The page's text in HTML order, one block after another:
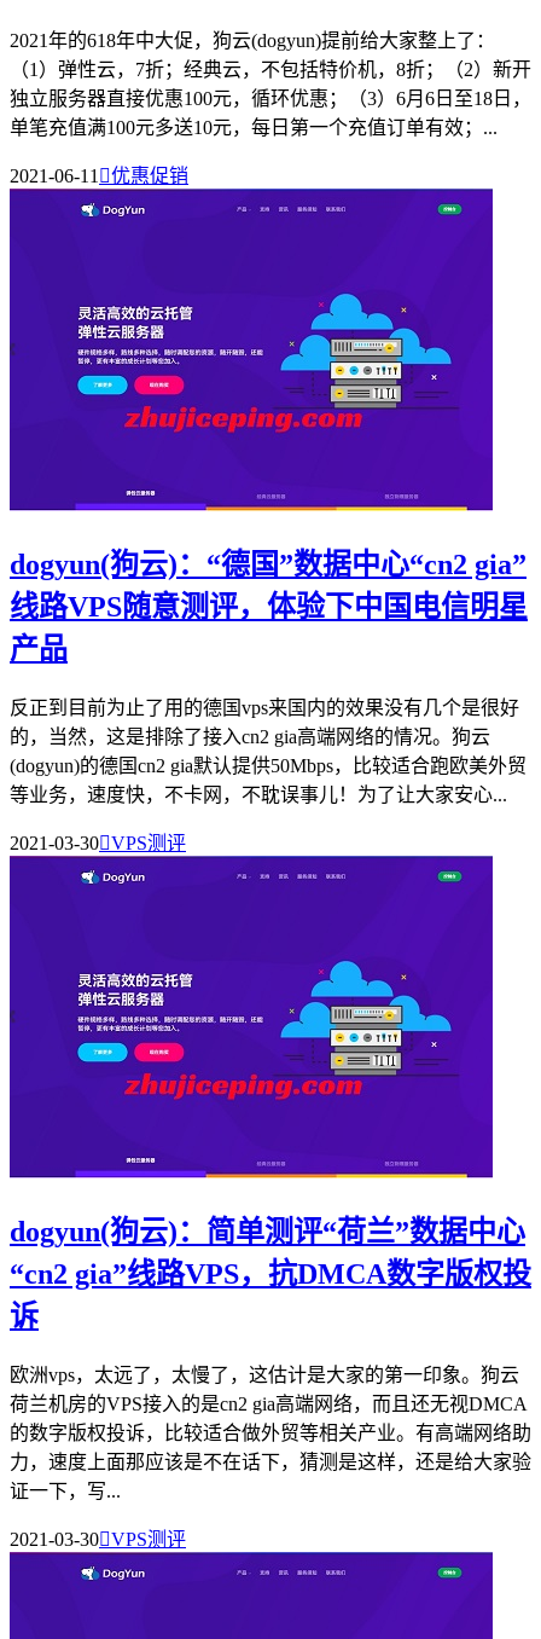
2021年的618年中大促，狗云(dogyun)提前给大家整上了：
（1）弹性云，7折；经典云，不包括特价机，8折；（2）新开
独立服务器直接优惠100元，循环优惠；（3）6月6日至18日，
单笔充值满100元多送10元，每日第一个充值订单有效；...
2021-06-11优惠促销
dogyun(狗云)：“德国”数据中心“cn2 gia”
线路VPS随意测评，体验下中国电信明星
产品
反正到目前为止了用的德国vps来国内的效果没有几个是很好
的，当然，这是排除了接入cn2 gia高端网络的情况。狗云
(dogyun)的德国cn2 gia默认提供50Mbps，比较适合跑欧美外贸
等业务，速度快，不卡网，不耽误事儿！为了让大家安心...
2021-03-30VPS测评
dogyun(狗云)：简单测评“荷兰”数据中心
“cn2 gia”线路VPS，抗DMCA数字版权投
诉
欧洲vps，太远了，太慢了，这估计是大家的第一印象。狗云
荷兰机房的VPS接入的是cn2 gia高端网络，而且还无视DMCA
的数字版权投诉，比较适合做外贸等相关产业。有高端网络助
力，速度上面那应该是不在话下，猜测是这样，还是给大家验
证一下，写...
2021-03-30VPS测评